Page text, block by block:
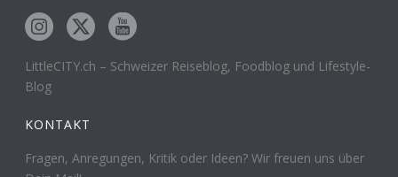
LittleCITY.ch – Schweizer Reiseblog, Foodblog und Lifestyle-
Blog
KONTAKT
Fragen, Anregungen, Kritik oder Ideen? Wir freuen uns über